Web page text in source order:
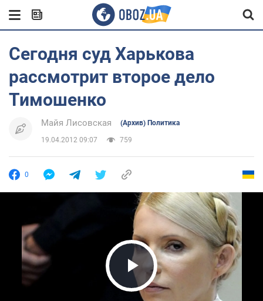
Сегодня суд Харькова
рассмотрит второе дело
Тимошенко
Майя Лисовская (Архив) Политика
19.04.2012 09:07 759
0
Play Video